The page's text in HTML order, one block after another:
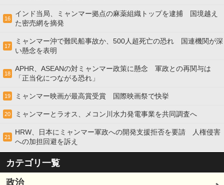
16
インド当局、ミャンマー拠点の麻薬組織トップを逮捕 国境越え
た密売網を摘発
17
ミャンマー沖で難民船事故か、500人超死亡の恐れ 国連機関が深
い懸念を表明
18
APHR、ASEANの対ミャンマー政策に懸念 軍政との再関与は
「正当化につながる恐れ」
19 ミャンマー映画が最高賞受賞 国際映画祭で快挙
20 ミャンマーとラオス、メコン川水力発電事業を共同調査へ
21
HRW、日本にミャンマー軍政への開発支援拒否を要請 人権侵害
への加担回避を訴え
カテゴリ一覧
政治